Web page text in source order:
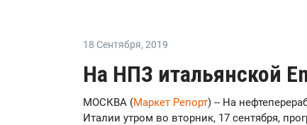
18 Сентября, 2019
На НПЗ итальянской
МОСКВА (Маркет Репорт) -- На
Италии утром во вторник, 17 сентября,